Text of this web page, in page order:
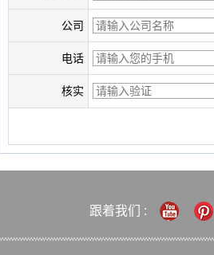
公司
电话
核实
跟着我们 :